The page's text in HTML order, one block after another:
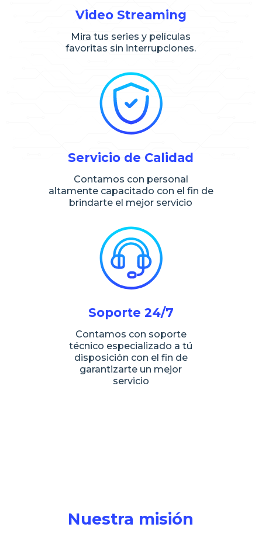
Video Streaming
Mira tus series y películas
favoritas sin interrupciones.
Servicio de Calidad
Contamos con personal
altamente capacitado con el fin de
brindarte el mejor servicio
Soporte 24/7
Contamos con soporte
técnico especializado a tú
disposición con el fin de
garantizarte un mejor
servicio
Nuestra misión